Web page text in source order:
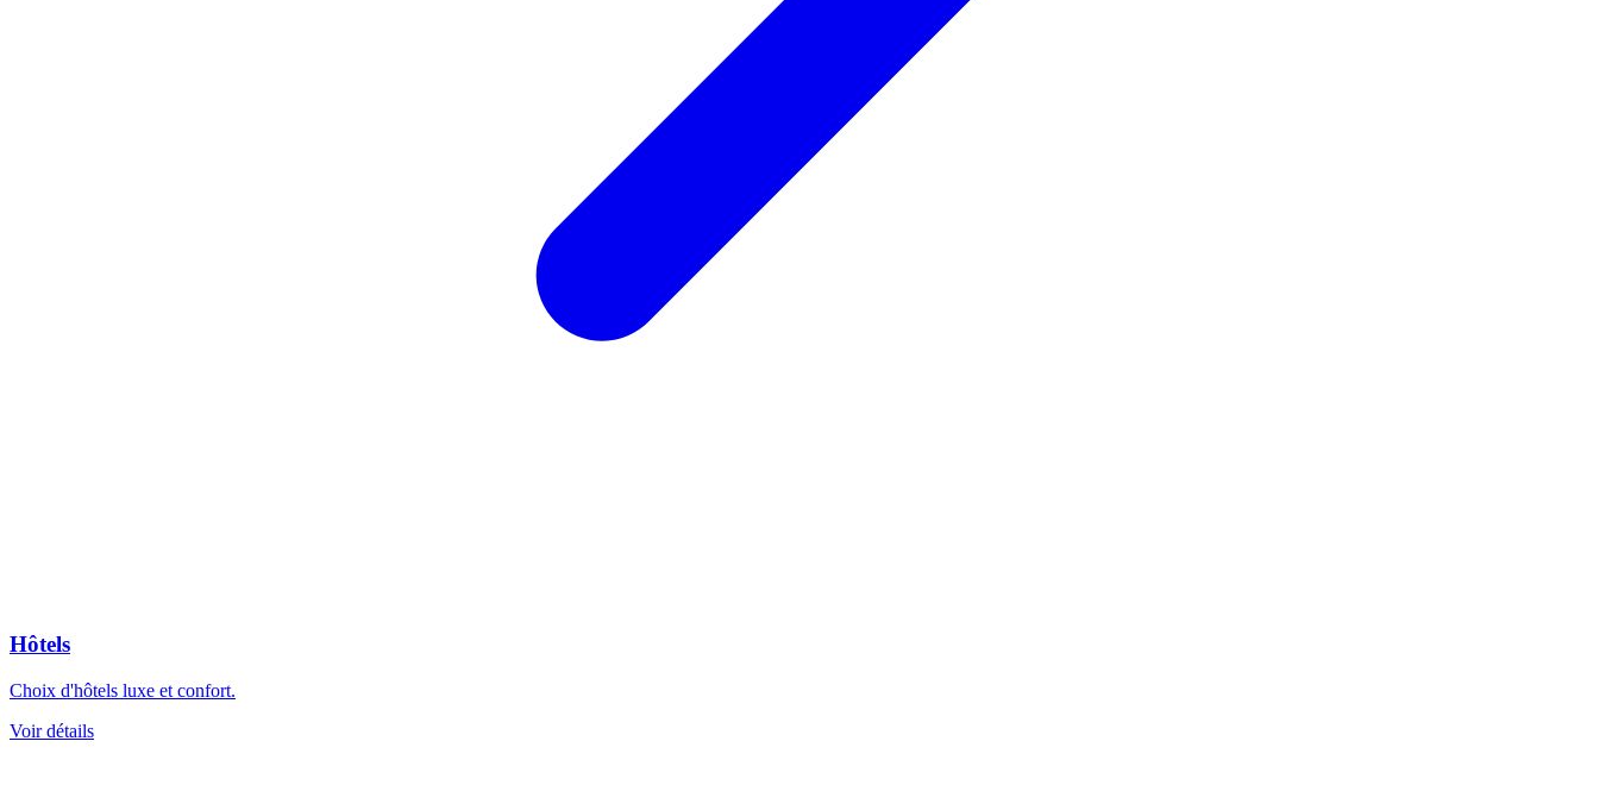
Hôtels
Choix d'hôtels luxe et confort.
Voir détails